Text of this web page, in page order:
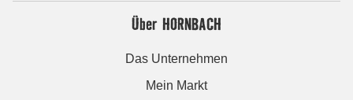
Über HORNBACH
Das Unternehmen
Mein Markt